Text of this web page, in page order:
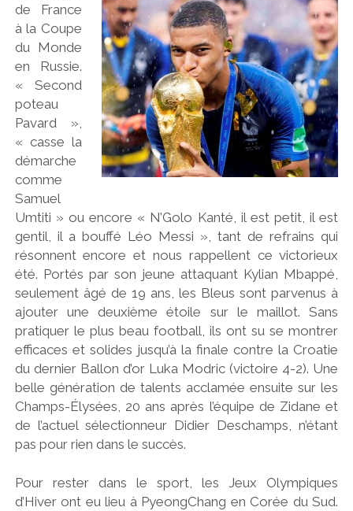
de France
à la Coupe
du Monde
en Russie.
« Second
poteau
Pavard »,
« casse la
démarche
comme
Samuel
Umtiti » ou encore « N’Golo Kanté, il est petit, il est
gentil, il a bouffé Léo Messi », tant de refrains qui
résonnent encore et nous rappellent ce victorieux
été. Portés par son jeune attaquant Kylian Mbappé,
seulement âgé de 19 ans, les Bleus sont parvenus à
ajouter une deuxième étoile sur le maillot. Sans
pratiquer le plus beau football, ils ont su se montrer
efficaces et solides jusqu’à la finale contre la Croatie
du dernier Ballon d’or Luka Modric (victoire 4-2). Une
belle génération de talents acclamée ensuite sur les
Champs-Élysées, 20 ans après l’équipe de Zidane et
de l’actuel sélectionneur Didier Deschamps, n’étant
pas pour rien dans le succès.
Pour rester dans le sport, les Jeux Olympiques
d’Hiver ont eu lieu à PyeongChang en Corée du Sud.